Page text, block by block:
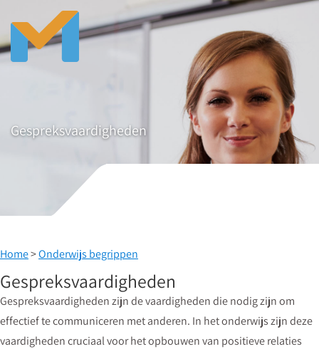
Gespreksvaardigheden
Home>Onderwijs begrippen
Gespreksvaardigheden
Gespreksvaardigheden zijn de vaardigheden die nodig zijn om
effectief te communiceren met anderen. In het onderwijs zijn deze
vaardigheden cruciaal voor het opbouwen van positieve relaties